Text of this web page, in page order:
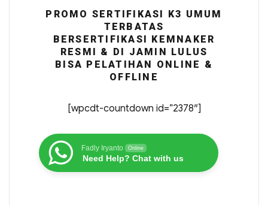
PROMO SERTIFIKASI K3 UMUM
TERBATAS
BERSERTIFIKASI KEMNAKER
RESMI & DI JAMIN LULUS
BISA PELATIHAN ONLINE &
OFFLINE
[wpcdt-countdown id=”2378″]
Fadly Iryanto Online
Need Help? Chat with us